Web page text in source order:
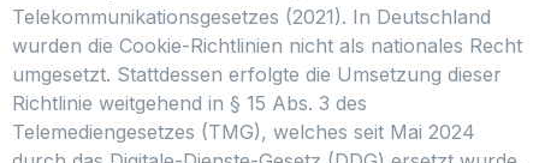
Telekommunikationsgesetzes (2021). In Deutschland
wurden die Cookie-Richtlinien nicht als nationales Recht
umgesetzt. Stattdessen erfolgte die Umsetzung dieser
Richtlinie weitgehend in § 15 Abs. 3 des
Telemediengesetzes (TMG), welches seit Mai 2024